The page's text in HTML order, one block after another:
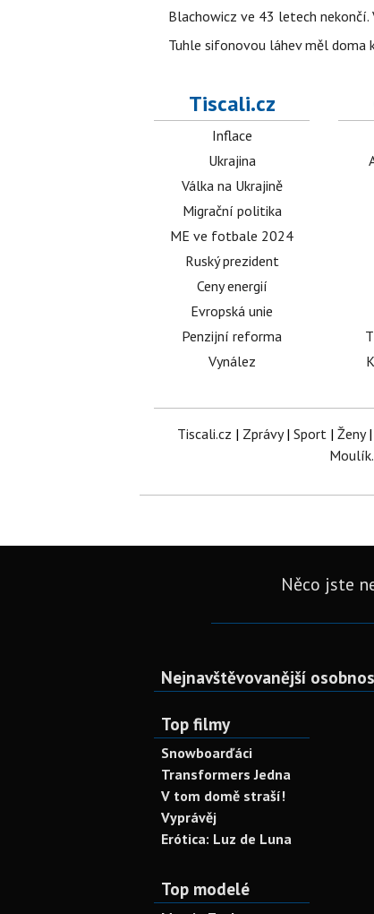
Blachowicz ve 43 letech nekončí.
Tuhle sifonovou láhev měl doma
Tiscali.cz
Inflace
Ukrajina
Válka na Ukrajině
Migrační politika
ME ve fotbale 2024
Ruský prezident
Ceny energií
Evropská unie
Penzijní reforma
Vynález
Tiscali.cz | Zprávy| Sport| Ženy|
Něco jste
Nejnavštěvovanější
Top filmy
Snowboarďáci
Transformers Jedna
V tom domě straší!
Vyprávěj
Erótica: Luz de Luna
Top modelé